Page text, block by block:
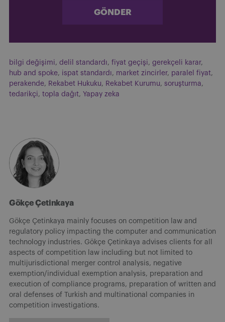
GÖNDER
bilgi değişimi, delil standardı, fiyat geçişi, gerekçeli karar,
hub and spoke, ispat standardı, market zincirler, paralel fiyat,
perakende, Rekabet Hukuku, Rekabet Kurumu, soruşturma,
tedarikçi, topla dağıt, Yapay zeka
Gökçe Çetinkaya
Gökçe Çetinkaya mainly focuses on competition law and
regulatory policy impacting the computer and communication
technology industries. Gökçe Çetinkaya advises clients for all
aspects of competition law including but not limited to
multijurisdictional merger control analysis, negative
exemption/individual exemption analysis, preparation and
execution of compliance programs, preparation of written and
oral defenses of Turkish and multinational companies in
competition investigations.